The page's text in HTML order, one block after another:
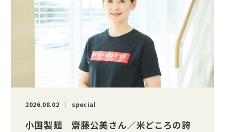
2026.08.02 special
小国製麺 齋藤公美さん／米どころの誇